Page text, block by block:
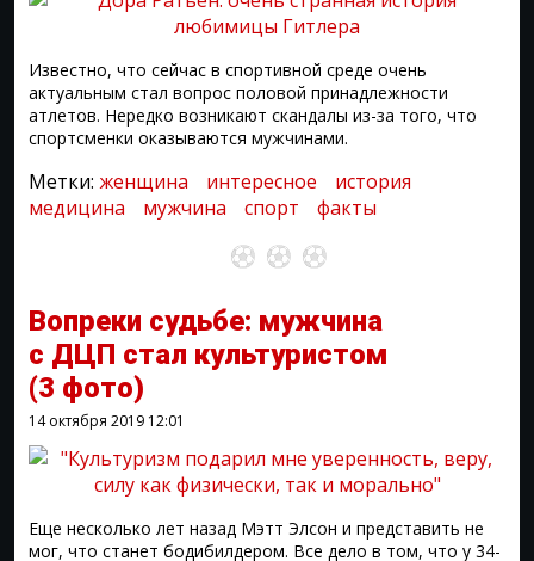
Известно, что сейчас в спортивной среде очень
актуальным стал вопрос половой принадлежности
атлетов. Нередко возникают скандалы из-за того, что
спортсменки оказываются мужчинами.
Метки: женщина интересное
история
медицина
мужчина спорт факты
Вопреки судьбе: мужчина
с ДЦП стал культуристом
(3 фото)
14 октября 2019 12:01
Еще несколько лет назад Мэтт Элсон и представить не
мог, что станет бодибилдером. Все дело в том, что у 34-